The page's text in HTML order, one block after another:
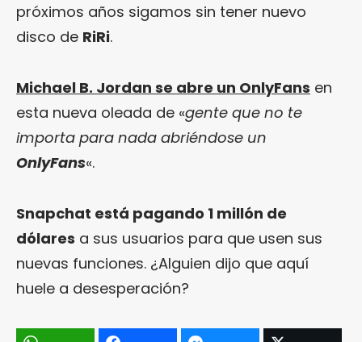
próximos años sigamos sin tener nuevo
disco de RiRi.
Michael B. Jordan se abre un OnlyFans en
esta nueva oleada de «gente que no te
importa para nada abriéndose un
OnlyFans«.
Snapchat está pagando 1 millón de
dólares a sus usuarios para que usen sus
nuevas funciones. ¿Alguien dijo que aquí
huele a desesperación?